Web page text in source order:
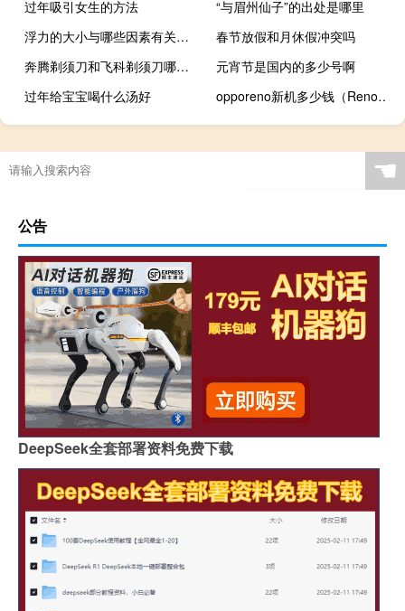
过年吸引女生的方法
“与眉州仙子”的出处是哪里
浮力的大小与哪些因素有关视频（浮力的大小与哪些因素有关）
春节放假和月休假冲突吗
奔腾剃须刀和飞科剃须刀哪个好
元宵节是国内的多少号啊
过年给宝宝喝什么汤好
opporeno新机多少钱（Reno新机价格及图片表）
☚
公告
DeepSeek全套部署资料免费下载